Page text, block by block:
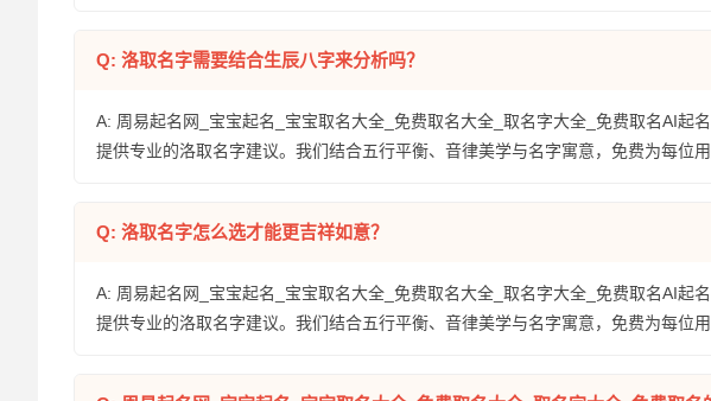
Q: 洛取名字需要结合生辰八字来分析吗？
A: 周易起名网_宝宝起名_宝宝取名大全_免费取名大全_取名字大全_免费取名AI起
提供专业的洛取名字建议。我们结合五行平衡、音律美学与名字寓意，免费为每位
Q: 洛取名字怎么选才能更吉祥如意？
A: 周易起名网_宝宝起名_宝宝取名大全_免费取名大全_取名字大全_免费取名AI起
提供专业的洛取名字建议。我们结合五行平衡、音律美学与名字寓意，免费为每位